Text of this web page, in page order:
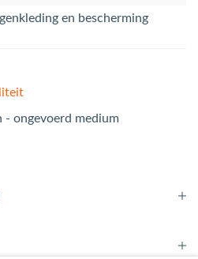
en bescherming
ongevoerd medium